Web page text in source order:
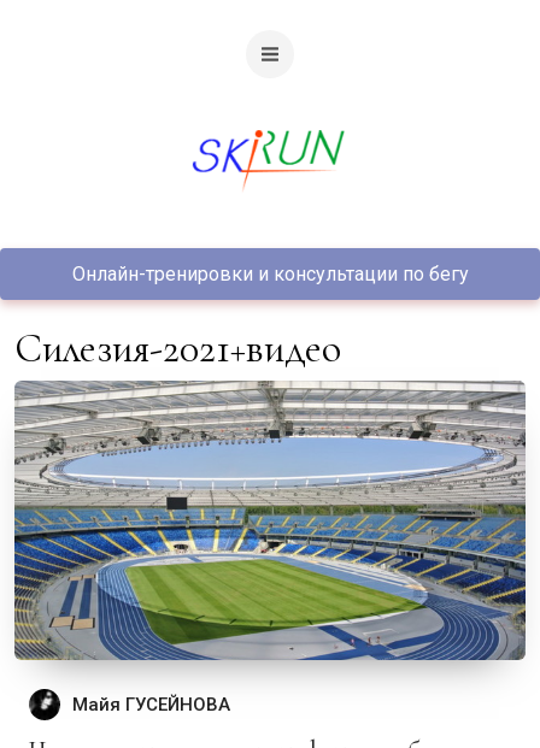
Онлайн-тренировки и консультации по бегу
Силезия-2021+видео
Майя ГУСЕЙНОВА